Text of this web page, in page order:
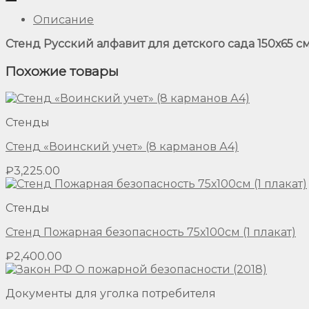
Описание
Стенд Русский алфавит для детского сада 150х65
Похожие товары
Стенды
Стенд «Воинский учет» (8 карманов А4)
₽3,225.00
Стенды
Стенд Пожарная безопасность 75х100см (1 плакат)
₽2,400.00
Документы для уголка потребителя